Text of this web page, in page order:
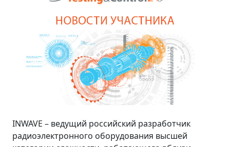
INWAVE – ведущий российский разработчик
радиоэлектронного оборудования высшей